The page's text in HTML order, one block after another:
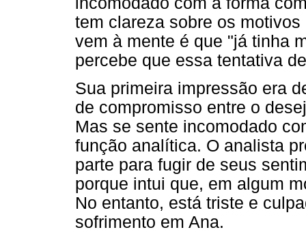
tem clareza sobre os
vem à mente é que "já tinha
percebe que essa tentativa
Sua primeira impressão era
de compromisso entre o
Mas se sente incomodado
função analítica. O analista
parte para fugir de seus
porque intui que, em algum
No entanto, está triste e
sofrimento em Ana.